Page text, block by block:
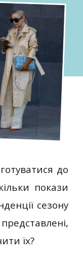
до
покази
сезону
їх?